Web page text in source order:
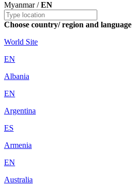
Myanmar /EN
Choose country/ region and language
World Site
EN
Albania
EN
Argentina
ES
Armenia
EN
Australia